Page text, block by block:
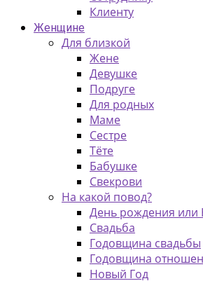
Клиенту
Женщине
Для близкой
Жене
Девушке
Подруге
Для родных
Маме
Сестре
Тёте
Бабушке
Свекрови
На какой повод?
День рождения
Свадьба
Годовщина свадьбы
Годовщина
Новый Год